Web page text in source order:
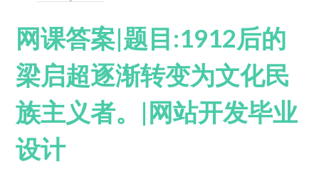
网课答案|题目:1912后的
梁启超逐渐转变为文化民
族主义者。|网站开发毕业
设计